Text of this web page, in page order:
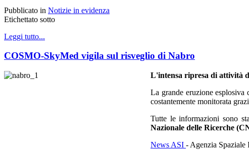
Pubblicato in Notizie in evidenza
Etichettato sotto
Leggi tutto...
COSMO-SkyMed vigila sul risveglio di Nabro
L'intensa ripresa di attività
La grande eruzione esplosiva
costantemente monitorata
Tutte le informazioni sono
Nazionale delle Ricerche
News ASI - Agenzia Spaziale